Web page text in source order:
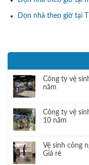
Dọn nhà theo giờ tại
Công ty vệ
năm
Công ty vệ
10 năm
Vệ sinh công
Giá rẻ